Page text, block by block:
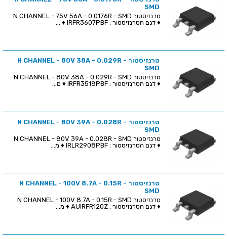
SMD
♦ דגם הטרנזיסטור : IRFR3607PBF ♦ ...
טרנזיסטור N CHANNEL - 80V 38A - 0.029R -
SMD
♦ דגם הטרנזיסטור : IRFR3518PBF ♦ מ...
טרנזיסטור N CHANNEL - 80V 39A - 0.028R -
SMD
♦ דגם הטרנזיסטור : IRLR2908PBF ♦ מ...
טרנזיסטור N CHANNEL - 100V 8.7A - 0.15R -
SMD
♦ דגם הטרנזיסטור : AUIRFR120Z ♦ מ...